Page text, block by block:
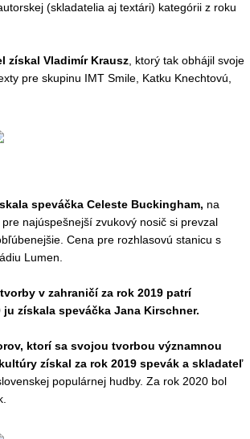
(skladatelia aj textári) kategórii z roku
získal Vladimír Krausz, ktorý tak obhájil svoje
pre skupinu IMT Smile, Katku Knechtovú,
speváčka Celeste Buckingham, na
najúspešnejší zvukový nosič si prevzal
Cena pre rozhlasovú stanicu s
Lumen.
v zahraničí za rok 2019 patrí
získala speváčka Jana Kirschner.
ktorí sa svojou tvorbou významnou
získal za rok 2019 spevák a skladateľ
populárnej hudby. Za rok 2020 bol